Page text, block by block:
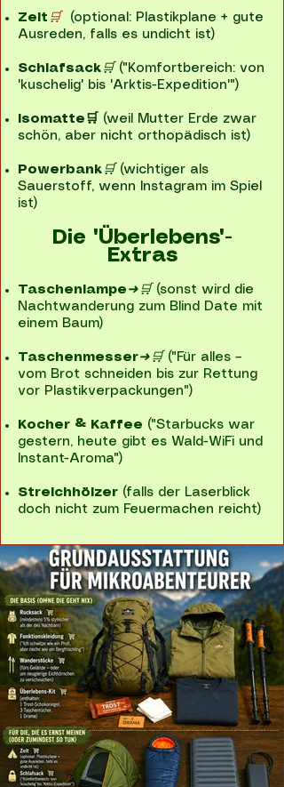
Zelt 🛒
(optional: Plastikplane + gute
Ausreden, falls es undicht ist)
Schlafsack 🛒 ("Komfortbereich: von
'kuschelig' bis 'Arktis-Expedition'")
Isomatte🛒 (weil Mutter Erde zwar
schön, aber nicht orthopädisch ist)
Powerbank 🛒 (wichtiger als
Sauerstoff, wenn Instagram im Spiel
ist)
Die "Überlebens"-
Extras
Taschenlampe ➜🛒 (sonst wird die
Nachtwanderung zum Blind Date mit
einem Baum)
Taschenmesser➜🛒 ("Für alles –
vom Brot schneiden bis zur Rettung
vor Plastikverpackungen")
Kocher & Kaffee ("Starbucks war
gestern, heute gibt es Wald-WiFi und
Instant-Aroma")
Streichhölzer (falls der Laserblick
doch nicht zum Feuermachen reicht)